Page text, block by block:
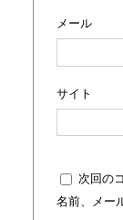
メール
サイト
次回の
名前、メー